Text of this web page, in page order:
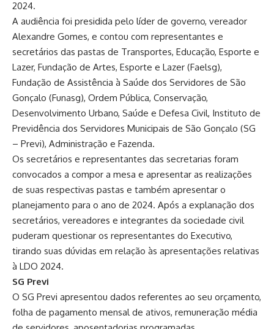
2024.
A audiência foi presidida pelo líder de governo, vereador
Alexandre Gomes, e contou com representantes e
secretários das pastas de Transportes, Educação, Esporte e
Lazer, Fundação de Artes, Esporte e Lazer (Faelsg),
Fundação de Assistência à Saúde dos Servidores de São
Gonçalo (Funasg), Ordem Pública, Conservação,
Desenvolvimento Urbano, Saúde e Defesa Civil, Instituto de
Previdência dos Servidores Municipais de São Gonçalo (SG
– Previ), Administração e Fazenda.
Os secretários e representantes das secretarias foram
convocados a compor a mesa e apresentar as realizações
de suas respectivas pastas e também apresentar o
planejamento para o ano de 2024. Após a explanação dos
secretários, vereadores e integrantes da sociedade civil
puderam questionar os representantes do Executivo,
tirando suas dúvidas em relação às apresentações relativas
à LDO 2024.
SG Previ
O SG Previ apresentou dados referentes ao seu orçamento,
folha de pagamento mensal de ativos, remuneração média